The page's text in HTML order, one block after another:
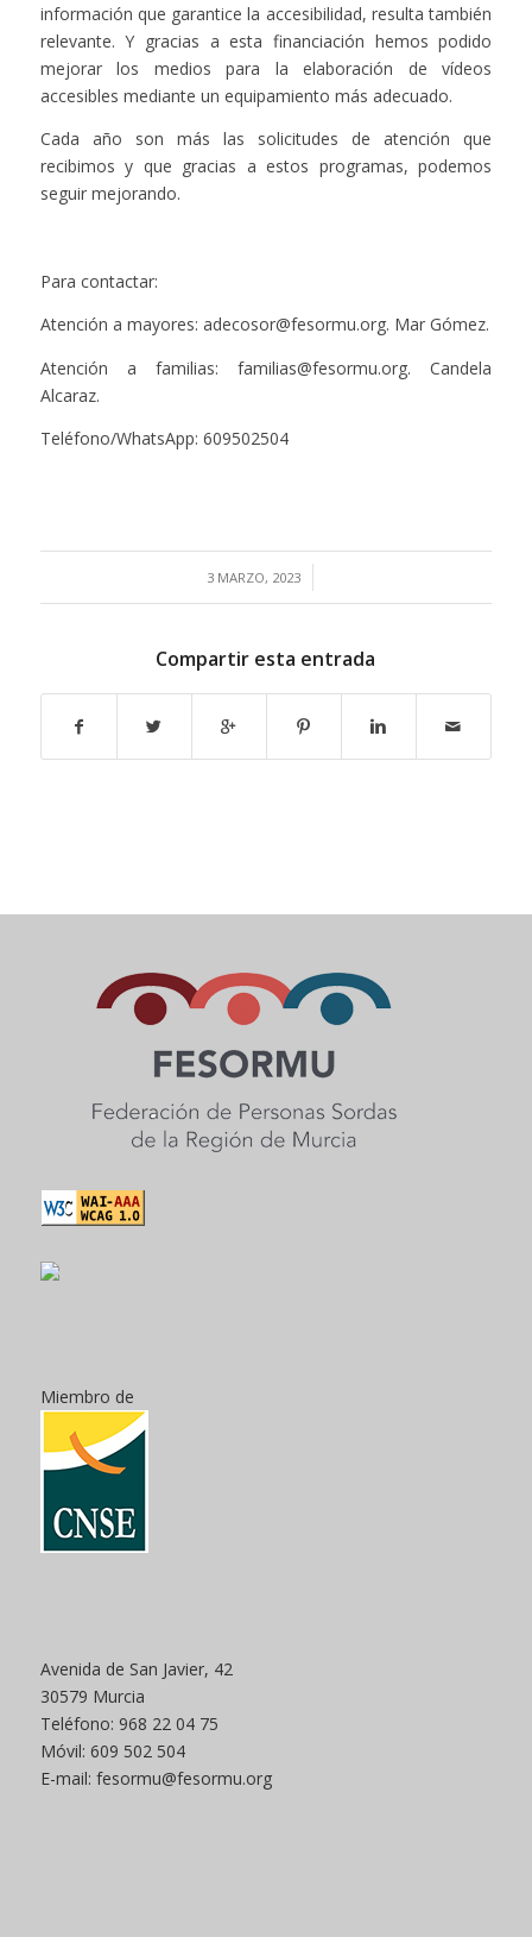
información que garantice la accesibilidad, resulta también
relevante. Y gracias a esta financiación hemos podido
mejorar los medios para la elaboración de vídeos
accesibles mediante un equipamiento más adecuado.
Cada año son más las solicitudes de atención que
recibimos y que gracias a estos programas, podemos
seguir mejorando.
Para contactar:
Atención a mayores: adecosor@fesormu.org. Mar Gómez.
Atención a familias: familias@fesormu.org. Candela
Alcaraz.
Teléfono/WhatsApp: 609502504
3 MARZO, 2023
/
Compartir esta entrada
Miembro de
Avenida de San Javier, 42
30579 Murcia
Teléfono: 968 22 04 75
Móvil: 609 502 504
E-mail: fesormu@fesormu.org